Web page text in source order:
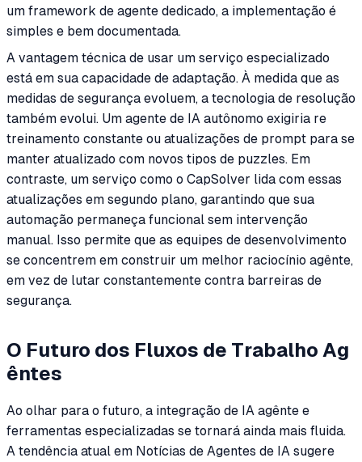
um framework de agente dedicado, a implementação é
simples e bem documentada.
A vantagem técnica de usar um serviço especializado
está em sua capacidade de adaptação. À medida que as
medidas de segurança evoluem, a tecnologia de resolução
também evolui. Um agente de IA autônomo exigiria re
treinamento constante ou atualizações de prompt para se
manter atualizado com novos tipos de puzzles. Em
contraste, um serviço como o CapSolver lida com essas
atualizações em segundo plano, garantindo que sua
automação permaneça funcional sem intervenção
manual. Isso permite que as equipes de desenvolvimento
se concentrem em construir um melhor raciocínio agênte,
em vez de lutar constantemente contra barreiras de
segurança.
O Futuro dos Fluxos de Trabalho Ag
êntes
Ao olhar para o futuro, a integração de IA agênte e
ferramentas especializadas se tornará ainda mais fluida.
A tendência atual em Notícias de Agentes de IA sugere